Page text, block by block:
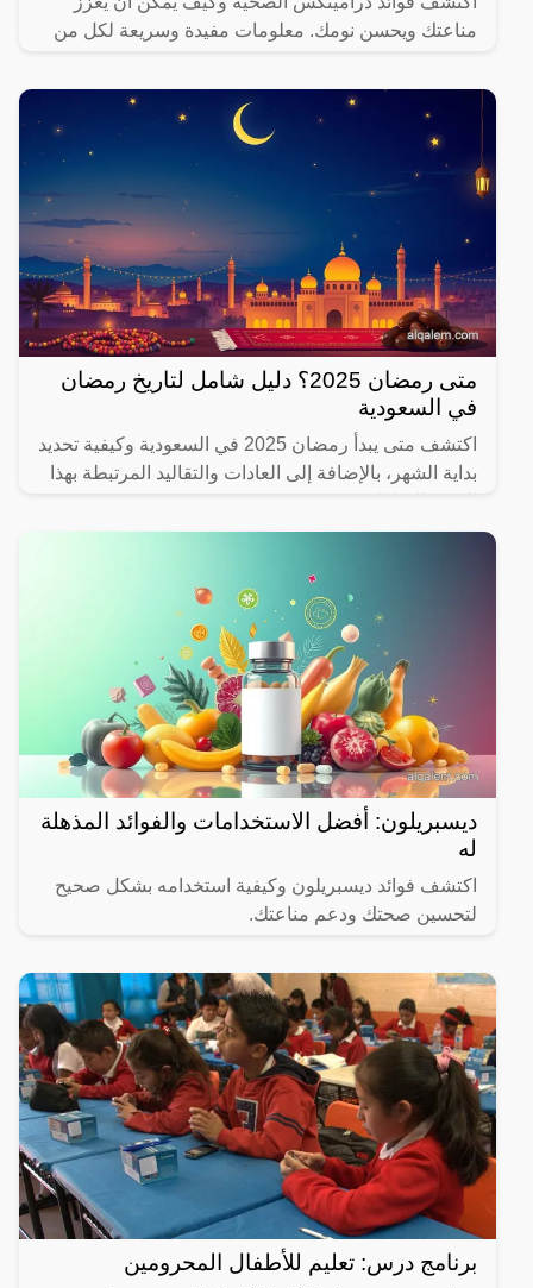
مناعتك ويحسن نومك. معلومات مفيدة وسريعة لكل من
متى رمضان 2025؟ دليل شامل لتاريخ رمضان
في السعودية
اكتشف متى يبدأ رمضان 2025 في السعودية وكيفية تحديد
بداية الشهر، بالإضافة إلى العادات والتقاليد المرتبطة بهذا
ديسبريلون: أفضل الاستخدامات والفوائد المذهلة
له
اكتشف فوائد ديسبريلون وكيفية استخدامه بشكل صحيح
لتحسين صحتك ودعم مناعتك.
برنامج درس: تعليم للأطفال المحرومين